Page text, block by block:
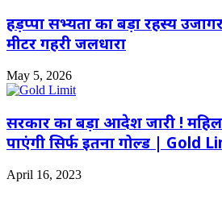
हड़प्पा सभ्यता का बड़ा रहस्य
मीटर गहरी जलधारा
May 5, 2026
सरकार का बड़ा आदेश जारी !
पाएंगी सिर्फ इतना गोल्ड | Gold
April 16, 2023